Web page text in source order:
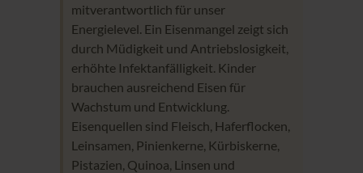
mitverantwortlich für unser
Energielevel. Ein Eisenmangel zeigt sich
durch Müdigkeit und Antriebslosigkeit,
erhöhte Infektanfälligkeit. Kinder
brauchen ausreichend Eisen für
Wachstum und Entwicklung.
Eisenquellen sind Fleisch, Haferflocken,
Leinsamen, Pinienkerne, Kürbiskerne,
Pistazien, Quinoa, Linsen und